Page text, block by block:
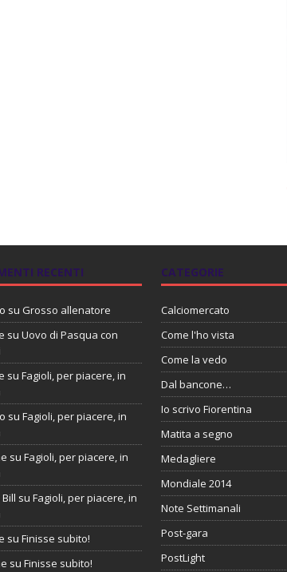
RECENTI
su Grosso allenatore
suUovo di Pasqua con
suFagioli, per piacere, in
suFagioli, per piacere, in
suFagioli, per piacere, in
suFagioli, per piacere, in
suFinisse subito!
suFinisse subito!
CATEGORIE
Calciomercato
Come l'ho vista
Come la vedo
Dal bancone…
Io scrivo Fiorentina
Matita a segno
Medagliere
Mondiale 2014
Note Settimanali
Post-gara
PostLight